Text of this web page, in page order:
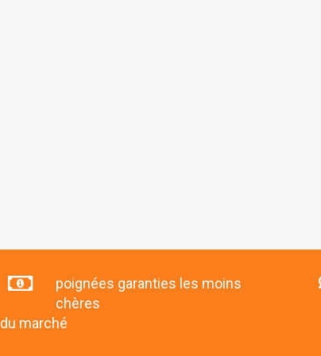
poignées garanties les moins
chères
du marché